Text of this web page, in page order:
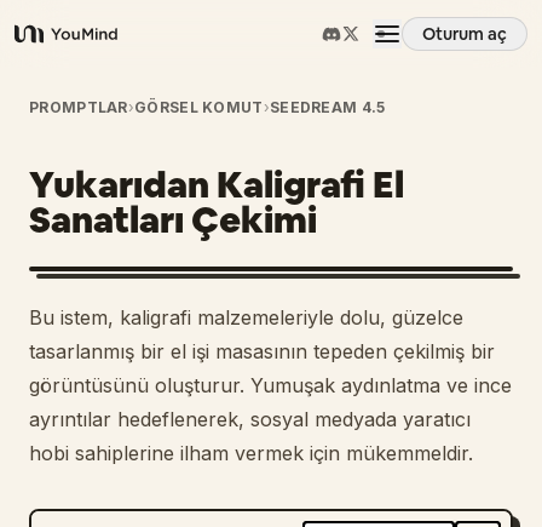
YouMind
Oturum aç
Genel Bakış
Kullanım Senaryoları
Beceriler
İstemler
Fiyatlandırma
PROMPTLAR›GÖRSEL KOMUT ›SEEDREAM 4.5
Yukarıdan Kaligrafi El
Sanatları Çekimi
Bu istem, kaligrafi malzemeleriyle dolu, güzelce
tasarlanmış bir el işi masasının tepeden çekilmiş bir
görüntüsünü oluşturur. Yumuşak aydınlatma ve ince
ayrıntılar hedeflenerek, sosyal medyada yaratıcı
hobi sahiplerine ilham vermek için mükemmeldir.